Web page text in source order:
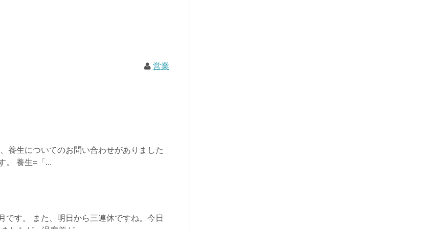
営業
養生についてのお問い合わせがありました
。 養生=「...
です。 また、明日から三連休ですね。今日